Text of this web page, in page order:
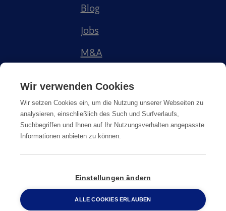
Blog
Jobs
M&A
Cookie-Richtlinie
© Copyright2026Anticimex
0800 2 33 04 00
Wir verwenden Cookies
Wir setzen Cookies ein, um die Nutzung unserer Webseiten zu
analysieren, einschließlich des Such und Surfverlaufs,
Suchbegriffen und Ihnen auf Ihr Nutzungsverhalten angepasste
Informationen anbieten zu können.
Einstellungen ändern
ALLE COOKIES ERLAUBEN